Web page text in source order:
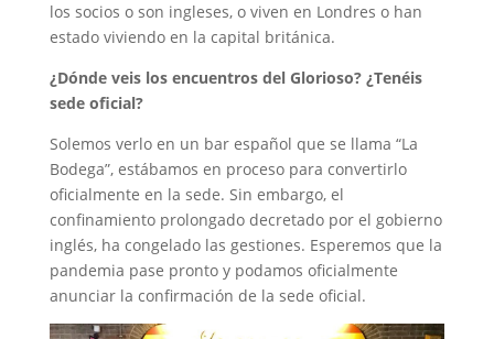
los socios o son ingleses, o viven en Londres o han
estado viviendo en la capital británica.
¿Dónde veis los encuentros del Glorioso? ¿Tenéis
sede oficial?
Solemos verlo en un bar español que se llama “La
Bodega”, estábamos en proceso para convertirlo
oficialmente en la sede. Sin embargo, el
confinamiento prolongado decretado por el gobierno
inglés, ha congelado las gestiones. Esperemos que la
pandemia pase pronto y podamos oficialmente
anunciar la confirmación de la sede oficial.